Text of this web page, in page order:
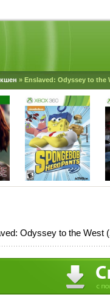
» Enslaved: Odyssey to the
Odyssey to the West